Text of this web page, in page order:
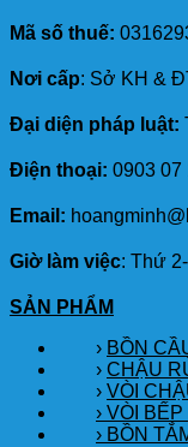
Mã số thuế:
Nơi cấp: Sở KH &
Đại diện pháp luật:
Điện thoại: 0903 07
Email:
Giờ làm việc: Thứ
SẢN PHẨM
› BỒN
› CHẬU
› VÒI
› VÒI BẾP
› BỒN